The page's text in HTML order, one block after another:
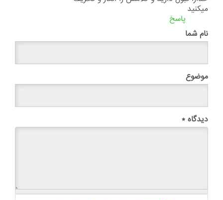
میکنید
پاسخ
نام شما
موضوع
دیدگاه *